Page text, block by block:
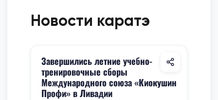
Новости каратэ
Завершились летние учебно-
тренировочные сборы
Международного союза «Киокушин
Профи» в Ливадии